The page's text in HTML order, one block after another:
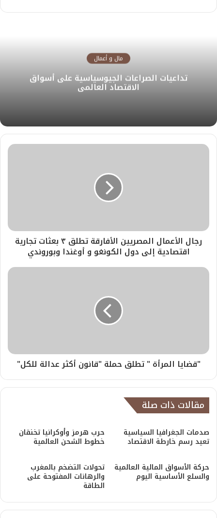
مال و أعمال
تداعيات الصراعات الجيوسياسية على أسواق
الاقتصاد العالمي
رجال الأعمال المصريين الأفارقة تطلق ٣ بعثات تجارية
اقتصادية إلى دول الكونغو و أوغندا وبوروندي
"قضايا المرأة " تطلق حملة "قانون أكثر عدالة للكل"
مقالات ذات صلة
صدمات الجغرافيا السياسية
تعيد رسم خارطة الاقتصاد
حرب هرمز وأوكرانيا تخنقان
خطوط الشحن العالمية
حركة الأسواق المالية العالمية
والسلع الأساسية اليوم
تحولات التضخم بالمغرب
والرهانات المفتوحة على
الطاقة